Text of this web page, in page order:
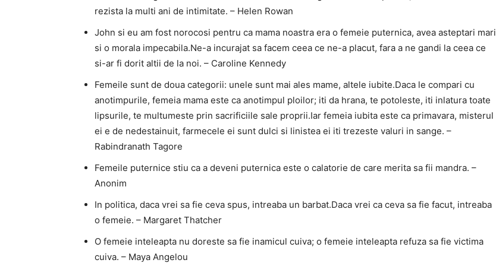
rezista la multi ani de intimitate. – Helen Rowan
John si eu am fost norocosi pentru ca mama noastra era o femeie puternica, avea asteptari mari
si o morala impecabila.Ne-a incurajat sa facem ceea ce ne-a placut, fara a ne gandi la ceea ce
si-ar fi dorit altii de la noi. – Caroline Kennedy
Femeile sunt de doua categorii: unele sunt mai ales mame, altele iubite.Daca le compari cu
anotimpurile, femeia mama este ca anotimpul ploilor; iti da hrana, te potoleste, iti inlatura toate
lipsurile, te multumeste prin sacrificiile sale proprii.Iar femeia iubita este ca primavara, misterul
ei e de nedestainuit, farmecele ei sunt dulci si linistea ei iti trezeste valuri in sange. –
Rabindranath Tagore
Femeile puternice stiu ca a deveni puternica este o calatorie de care merita sa fii mandra. –
Anonim
In politica, daca vrei sa fie ceva spus, intreaba un barbat.Daca vrei ca ceva sa fie facut, intreaba
o femeie. – Margaret Thatcher
O femeie inteleapta nu doreste sa fie inamicul cuiva; o femeie inteleapta refuza sa fie victima
cuiva. – Maya Angelou